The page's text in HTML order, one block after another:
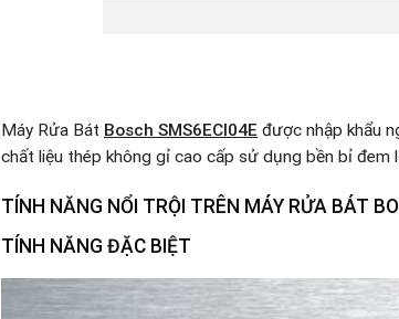
Máy Rửa Bát Bosch SMS6ECI04E được nhập khẩu
chất liệu thép không gỉ cao cấp sử dụng bền bỉ đem
TÍNH NĂNG NỔI TRỘI TRÊN MÁY RỬA BÁT
TÍNH NĂNG ĐẶC BIỆT